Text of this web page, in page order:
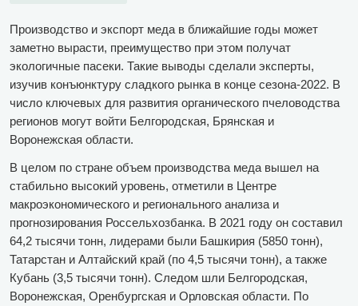
Производство и экспорт меда в ближайшие годы может
заметно вырасти, преимущество при этом получат
экологичные пасеки. Такие выводы сделали эксперты,
изучив конъюнктуру сладкого рынка в конце сезона-2022. В
число ключевых для развития органического пчеловодства
регионов могут войти Белгородская, Брянская и
Воронежская области.
В целом по стране объем производства меда вышел на
стабильно высокий уровень, отметили в Центре
макроэкономического и регионального анализа и
прогнозирования Россельхозбанка. В 2021 году он составил
64,2 тысячи тонн, лидерами были Башкирия (5850 тонн),
Татарстан и Алтайский край (по 4,5 тысячи тонн), а также
Кубань (3,5 тысячи тонн). Следом шли Белгородская,
Воронежская, Оренбургская и Орловская области. По